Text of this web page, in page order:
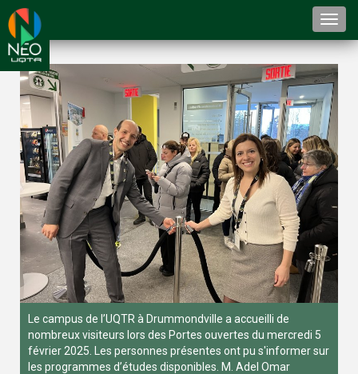
Le campus de l’UQTR à Drummondville a accueilli de
nombreux visiteurs lors des Portes ouvertes du mercredi 5
février 2025. Les personnes présentes ont pu s'informer sur
les programmes d’études disponibles. M. Adel Omar